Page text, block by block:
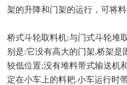
架的升降和门架的运行，可将料
桥式斗轮取料机:与门式斗轮堆
别是:它没有高大的门架,桥架是
较低位置;没有堆料带式输送机
定在小车上的料耙.小车运行时